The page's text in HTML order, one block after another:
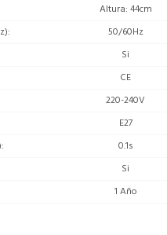
Altura: 44cm
50/60Hz
Si
CE
220-240V
E27
0.1s
Si
1 Año